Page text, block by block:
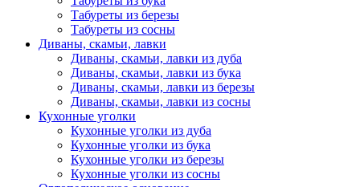
Табуреты из березы
Табуреты из сосны
Диваны, скамьи, лавки
Диваны, скамьи, лавки из дуба
Диваны, скамьи, лавки из бука
Диваны, скамьи, лавки из березы
Диваны, скамьи, лавки из сосны
Кухонные уголки
Кухонные уголки из дуба
Кухонные уголки из бука
Кухонные уголки из березы
Кухонные уголки из сосны